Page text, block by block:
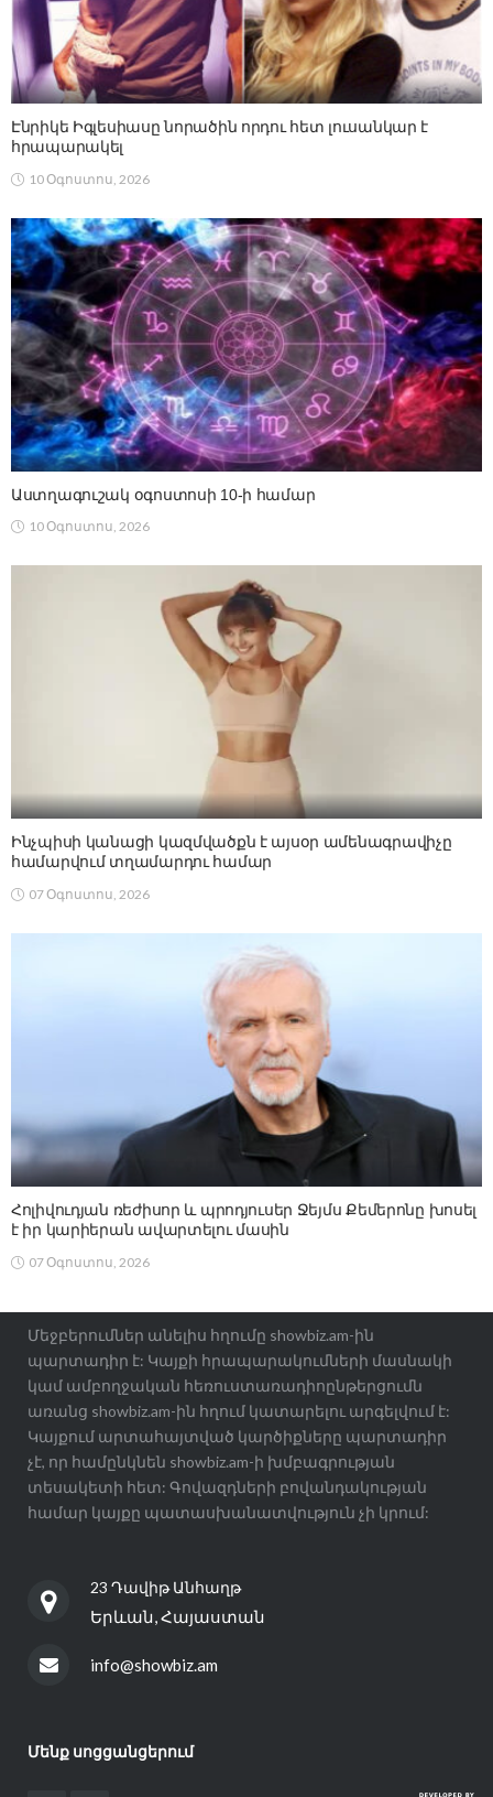
Էնրիկե Իգլեսիասը նորածին որդու հետ լուսանկար է
հրապարակել
10 Օգոստոս, 2026
Աստղագուշակ օգոստոսի 10-ի համար
10 Օգոստոս, 2026
Ինչպիսի կանացի կազմվածքն է այսօր ամենագրավիչը
համարվում տղամարդու համար
07 Օգոստոս, 2026
Հոլիվուդյան ռեժիսոր և պրոդյուսեր Ջեյմս Քեմերոնը խոսել
է իր կարիերան ավարտելու մասին
07 Օգոստոս, 2026
Մեջբերումներ անելիս հղումը showbiz.am-ին
պարտադիր է: Կայքի հրապարակումների մասնակի
կամ ամբողջական հեռուստառադիոընթերցումն
առանց showbiz.am-ին հղում կատարելու արգելվում է:
Կայքում արտահայտված կարծիքները պարտադիր
չէ, որ համընկնեն showbiz.am-ի խմբագրության
տեսակետի հետ: Գովազդների բովանդակության
համար կայքը պատասխանատվություն չի կրում:
23 Դավիթ Անհաղթ
Երևան, Հայաստան
info@showbiz.am
Մենք սոցցանցերում